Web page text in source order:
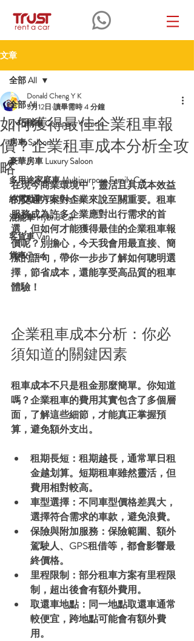
文章
全部 All
小巧轎車 Compact Vehicle
房車 Saloon
豪華房車 Luxury Saloon
多用途家庭車 Multipurpose Family Car
純電動車 Electric Car
混能車 Hybrid Car
客貨車 Van
貨車 Truck
全部 All
如何獲得最佳企業租車報
價？企業租車成本分析全攻
略
Donald Cheng Y K
5月12日 讀畢需時 4 分鐘
在現今商業環境中，靈活且具成本效益
的交通方案對企業來說至關重要。租車
服務成為許多企業應對出行需求的首
選，但如何才能獲得最佳的企業租車報
價呢？別擔心，今天我會用最直接、簡
潔的語句，帶你一步步了解如何聰明選
擇，節省成本，還能享受高品質的租車
體驗！
企業租車成本分析：你必
須知道的關鍵因素
租車成本不只是租金那麼簡單。你知道
嗎？企業租車的費用其實包含了多個層
面，了解這些細節，才能真正掌握預
算，避免額外支出。
租期長短 ：租期越長，通常單日租
金越划算。短期租車雖然靈活，但
費用相對較高。
車型選擇 ：不同車型價格差異大，
選擇符合需求的車款，避免浪費。
保險與附加服務 ：保險範圍、額外
駕駛人、GPS租借等，都會影響最
終價格。
里程限制 ：部分租車方案有里程限
制，超出後會有額外費用。
取還車地點 ：同一地點取還車通常
較便宜，跨地點可能會有額外費
用。